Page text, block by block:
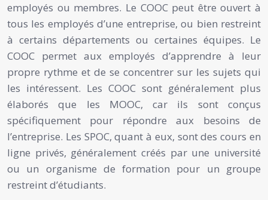
employés ou membres. Le COOC peut être ouvert à
tous les employés d’une entreprise, ou bien restreint
à certains départements ou certaines équipes. Le
COOC permet aux employés d’apprendre à leur
propre rythme et de se concentrer sur les sujets qui
les intéressent. Les COOC sont généralement plus
élaborés que les MOOC, car ils sont conçus
spécifiquement pour répondre aux besoins de
l’entreprise. Les SPOC, quant à eux, sont des cours en
ligne privés, généralement créés par une université
ou un organisme de formation pour un groupe
restreint d’étudiants.